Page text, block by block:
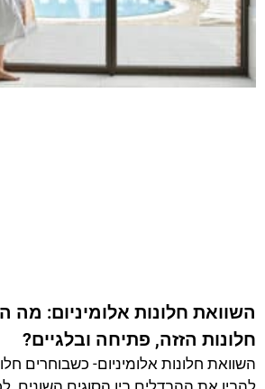
קרא עוד »